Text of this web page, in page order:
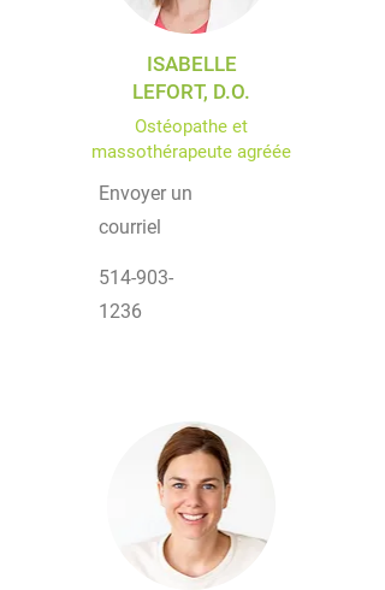
ISABELLE
LEFORT, D.O.
Ostéopathe et
massothérapeute agréée
Envoyer un
courriel
514-903-
1236